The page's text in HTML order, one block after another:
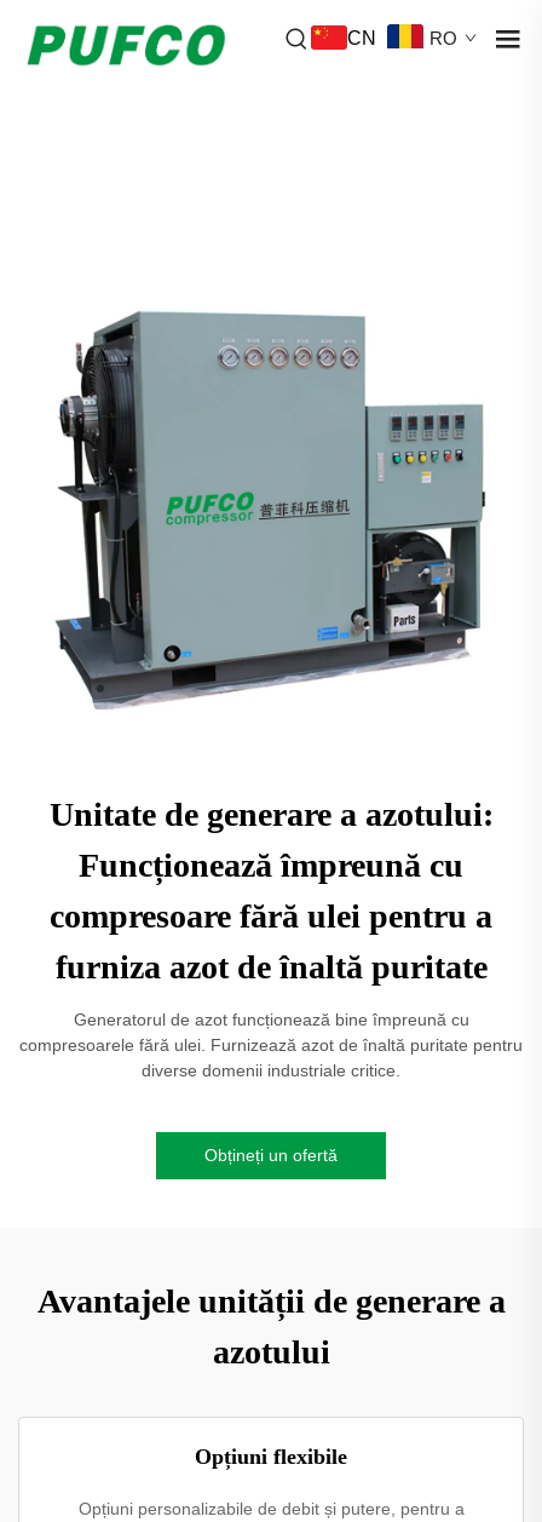
CN RO
Unitate de generare a azotului:
Funcționează împreună cu
compresoare fără ulei pentru a
furniza azot de înaltă puritate
Generatorul de azot funcționează bine împreună cu
compresoarele fără ulei. Furnizează azot de înaltă puritate pentru
diverse domenii industriale critice.
Obțineți un ofertă
Avantajele unității de generare a
azotului
Opțiuni flexibile
Opțiuni personalizabile de debit și putere, pentru a